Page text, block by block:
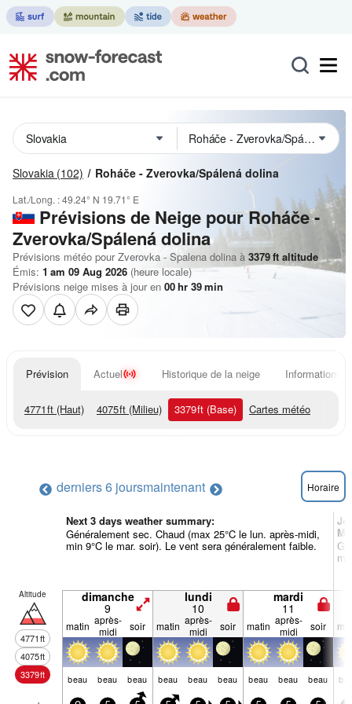
Slovakia (102) Roháče - Zverovka/Spálená dolina
Lat./Long. :49.24° N 19.71° E
Prévisions de Neige pour Roháče -
Zverovka/Spálená dolina
Prévisions météo pour Zverovka - Spalena dolina à 3379ft altitude
Émis: 1 am 09 Aug 2026 (heure locale)
Prévisions neige mises à jour en 00hr 39min
Prévision Actuel Historique de la neige Informations
4771ft (Haut) 4075ft (Milieu) 3379ft (Base) Cartes météo
derniers 6 joursmaintenant Horaire
Next 3 days weather summary:
Généralement sec. Chaud (max 25°C le lun. après-midi,
min 9°C le mar. soir). Le vent sera généralement faible.
Altitude
4771ft
4075ft
3379ft
dimanche
9
lundi
10
mardi
11
matin après-
midi
soir matin après-
midi
soir matin après-
midi
soir
beau beau beau beau beau beau beau beau beau